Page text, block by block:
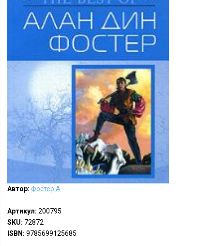
Автор: Фостер А.
Артикул: 200795
SKU: 72872
ISBN: 9785699125685